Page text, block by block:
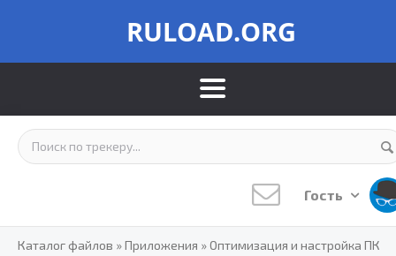
RULOAD.ORG
Гость
Каталог файлов »Приложения »Оптимизация и настройка ПК